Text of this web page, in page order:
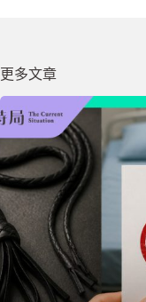
更多文章